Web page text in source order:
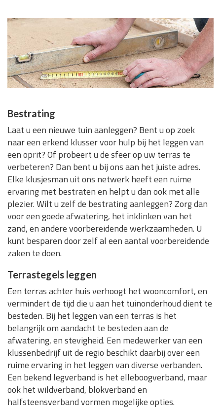
Bestrating
Laat u een nieuwe tuin aanleggen? Bent u op zoek
naar een erkend klusser voor hulp bij het leggen van
een oprit? Of probeert u de sfeer op uw terras te
verbeteren? Dan bent u bij ons aan het juiste adres.
Elke klusjesman uit ons netwerk heeft een ruime
ervaring met bestraten en helpt u dan ook met alle
plezier. Wilt u zelf de bestrating aanleggen? Zorg dan
voor een goede afwatering, het inklinken van het
zand, en andere voorbereidende werkzaamheden. U
kunt besparen door zelf al een aantal voorbereidende
zaken te doen.
Terrastegels leggen
Een terras achter huis verhoogt het wooncomfort, en
vermindert de tijd die u aan het tuinonderhoud dient te
besteden. Bij het leggen van een terras is het
belangrijk om aandacht te besteden aan de
afwatering, en stevigheid. Een medewerker van een
klussenbedrijf uit de regio beschikt daarbij over een
ruime ervaring in het leggen van diverse verbanden.
Een bekend legverband is het elleboogverband, maar
ook het wildverband, blokverband en
halfsteensverband vormen mogelijke opties.